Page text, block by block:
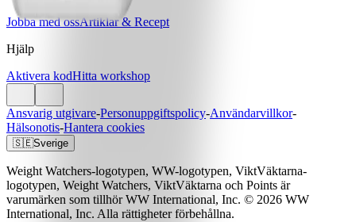
Jobba med ossArtiklar & Recept
Hjälp
Aktivera kodHitta workshop
Ansvarig utgivare-Personuppgiftspolicy-Användarvillkor-
Hälsonotis-Hantera cookies
🇸🇪Sverige
Weight Watchers-logotypen, WW-logotypen, ViktVäktarna-
logotypen, Weight Watchers, ViktVäktarna och Points är
varumärken som tillhör WW International, Inc. © 2026 WW
International, Inc. Alla rättigheter förbehållna.